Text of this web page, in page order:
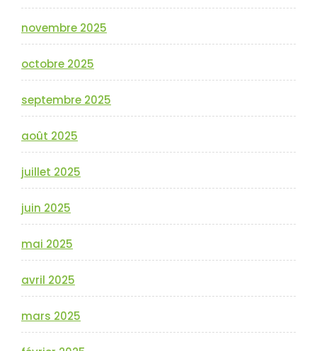
novembre 2025
octobre 2025
septembre 2025
août 2025
juillet 2025
juin 2025
mai 2025
avril 2025
mars 2025